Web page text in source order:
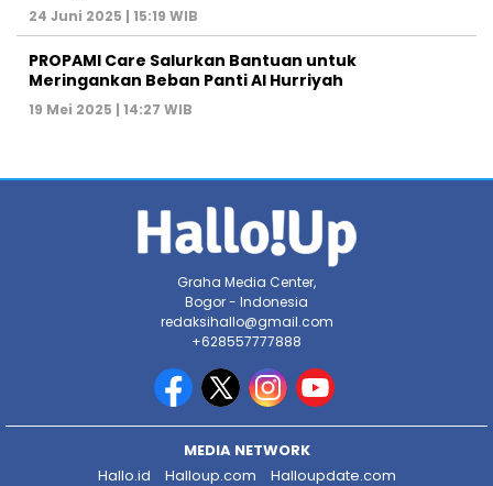
24 Juni 2025 | 15:19 WIB
PROPAMI Care Salurkan Bantuan untuk
Meringankan Beban Panti Al Hurriyah
19 Mei 2025 | 14:27 WIB
Graha Media Center,
Bogor - Indonesia
redaksihallo@gmail.com
+628557777888
MEDIA NETWORK
Hallo.id
Halloup.com
Halloupdate.com